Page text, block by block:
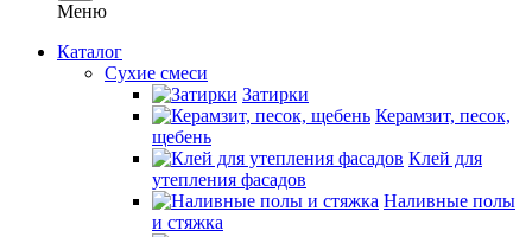
Меню
Каталог
Сухие смеси
Затирки
Керамзит, песок,
щебень
Клей для
утепления фасадов
Наливные полы
и стяжка